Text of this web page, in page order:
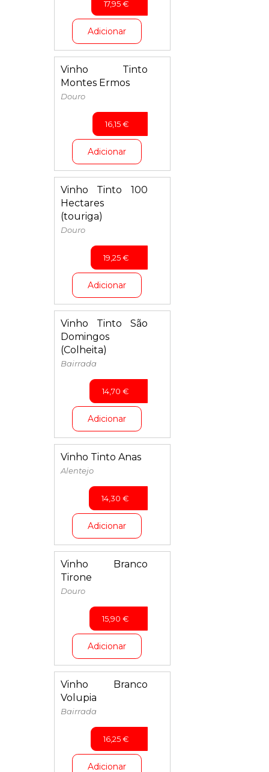
17,95€
Adicionar
Vinho Tinto
Montes Ermos
Douro
16,15€
Adicionar
Vinho Tinto 100
Hectares
(touriga)
Douro
19,25€
Adicionar
Vinho Tinto São
Domingos
(Colheita)
Bairrada
14,70 €
Adicionar
Vinho Tinto Anas
Alentejo
14,30 €
Adicionar
Vinho Branco
Tirone
Douro
15,90 €
Adicionar
Vinho Branco
Volupia
Bairrada
16,25€
Adicionar